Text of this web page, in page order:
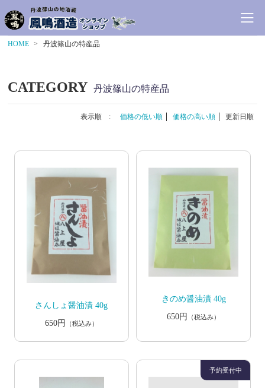
HOME 丹波篠山の特産品
CATEGORY 丹波篠山の特産品
表示順 : 価格の低い順 価格の高い順 更新日順
さんしょ醤油漬 40g
650円
（税込み）
きのめ醤油漬 40g
650円
（税込み）